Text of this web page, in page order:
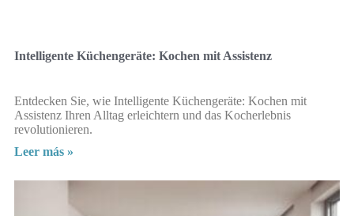
Intelligente Küchengeräte: Kochen mit Assistenz
Entdecken Sie, wie Intelligente Küchengeräte: Kochen mit
Assistenz Ihren Alltag erleichtern und das Kocherlebnis
revolutionieren.
Leer más »